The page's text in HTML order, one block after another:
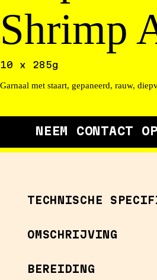
Shrimp
10 x 285g
Garnaal met staart, gepaneerd, rauw,
NEEM CONTACT OP
TECHNISCHE
OMSCHRIJVING
BEREIDING